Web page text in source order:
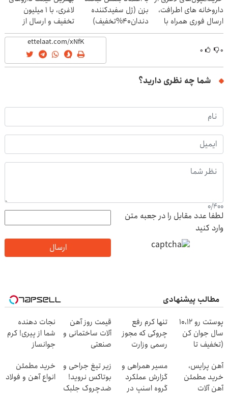
داروخانه های اطرافت،
ارسال فوری همراه با
پک یخ!
بزن (ژل سفیدکننده
دندان40%تخفیف)
لاغری، با ۱ میلیون
تخفیف و ارسال از
داروخانه‌
۰ ۰
شما چه نظری دارید؟
0/400
لطفا عدد مقابل را در جعبه متن
وارد کنید
ارسال
مطالب پیشنهادی
پوستت رو 10،12
سال جوان کن
(تخفیف تا
تنها کرم رفع
چروکی که مجوز
رسمی وزارت
قیمت روز آهن
آلات ساختمانی و
صنعتی
نجات دهنده
شما از پیری! کرم
جوانساز
آهن پرایس،
خرید مطمئن
آهن آلات
مسیر همراهی و
گزارش عملکرد
گروه اسنپ در
زیر تیغ جراحی و
بوتاکس نروید!
ضدچروک جلبک
خرید مطمئن
انواع آهن و فولاد